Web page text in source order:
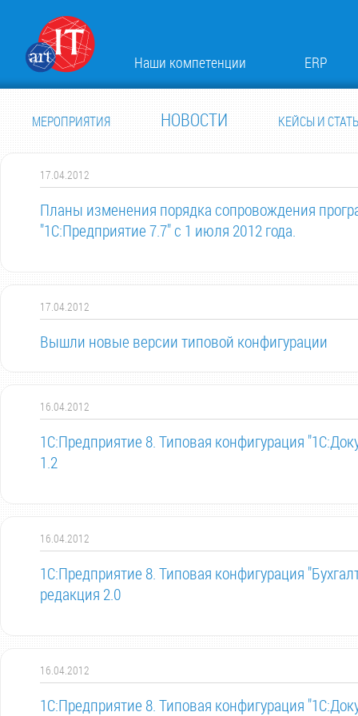
Наши компетенции ERP
МЕРОПРИЯТИЯ НОВОСТИ КЕЙСЫ И
17.04.2012
Планы изменения порядка сопровождения
"1С:Предприятие 7.7" с 1 июля 2012 года.
17.04.2012
Вышли новые версии типовой конфигурации
16.04.2012
1С:Предприятие 8. Типовая конфигурация
1.2
16.04.2012
1С:Предприятие 8. Типовая конфигурация
редакция 2.0
16.04.2012
1С:Предприятие 8. Типовая конфигурация